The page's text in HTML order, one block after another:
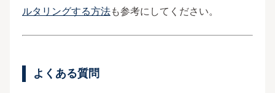
ルタリングする方法も参考にしてください。
よくある質問